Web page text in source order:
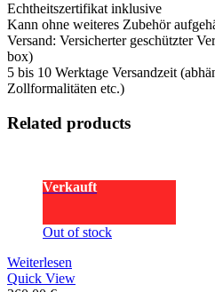
Echtheitszertifikat inklusive
Kann ohne weiteres Zubehör
Versand: Versicherter geschützter
box)
5 bis 10 Werktage Versandzeit
Zollformalitäten etc.)
Related products
Verkauft
Out of stock
Weiterlesen
Quick View